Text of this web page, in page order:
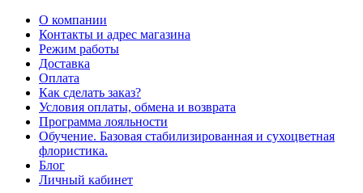
О компании
Контакты и адрес магазина
Режим работы
Доставка
Оплата
Как сделать заказ?
Условия оплаты, обмена и возврата
Программа лояльности
Обучение. Базовая стабилизированная и сухоцветная
флористика.
Блог
Личный кабинет